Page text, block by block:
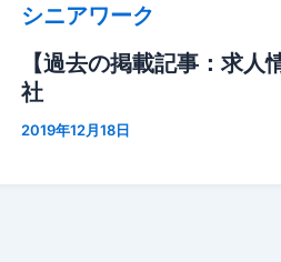
シニアワーク
【過去の掲載記事：求
社
2019年12月18日